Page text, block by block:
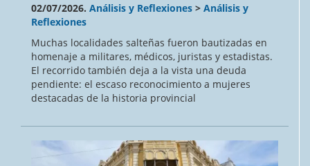
02/07/2026. Análisis y Reflexiones > Análisis y
Reflexiones
Muchas localidades salteñas fueron bautizadas en
homenaje a militares, médicos, juristas y estadistas.
El recorrido también deja a la vista una deuda
pendiente: el escaso reconocimiento a mujeres
destacadas de la historia provincial